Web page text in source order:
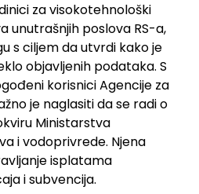
za visokotehnološki
unutrašnjih poslova RS-a,
s ciljem da utvrdi kako je
objavljenih podataka. S
korisnici Agencije za
je naglasiti da se radi o
Ministarstva
i vodoprivrede. Njena
isplatama
i subvencija.